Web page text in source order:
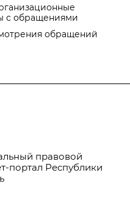
с обращениями
обращений
правовой
портал Республики